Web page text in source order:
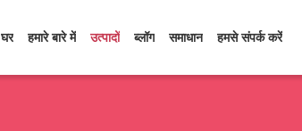
घर हमारे बारे में उत्पादों ब्लॉग समाधान हमसे संपर्क करें